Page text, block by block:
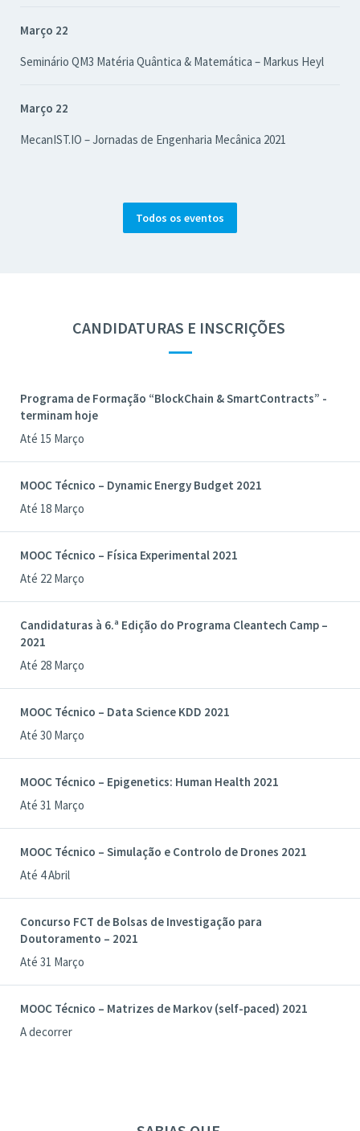
Março 22
Seminário QM3 Matéria Quântica & Matemática – Markus Heyl
Março 22
MecanIST.IO – Jornadas de Engenharia Mecânica 2021
Todos os eventos
CANDIDATURAS E INSCRIÇÕES
—
Programa de Formação “BlockChain & SmartContracts” -
terminam hoje
Até 15 Março
MOOC Técnico – Dynamic Energy Budget 2021
Até 18 Março
MOOC Técnico – Física Experimental 2021
Até 22 Março
Candidaturas à 6.ª Edição do Programa Cleantech Camp –
2021
Até 28 Março
MOOC Técnico – Data Science KDD 2021
Até 30 Março
MOOC Técnico – Epigenetics: Human Health 2021
Até 31 Março
MOOC Técnico – Simulação e Controlo de Drones 2021
Até 4 Abril
Concurso FCT de Bolsas de Investigação para
Doutoramento – 2021
Até 31 Março
MOOC Técnico – Matrizes de Markov (self-paced) 2021
A decorrer